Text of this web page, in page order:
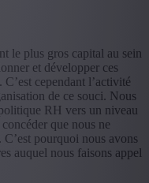
le plus gros capital au sein
et développer ces
cependant l’activité
de ce souci. Nous
RH vers un niveau
que nous ne
pourquoi nous avons
auquel nous faisons appel